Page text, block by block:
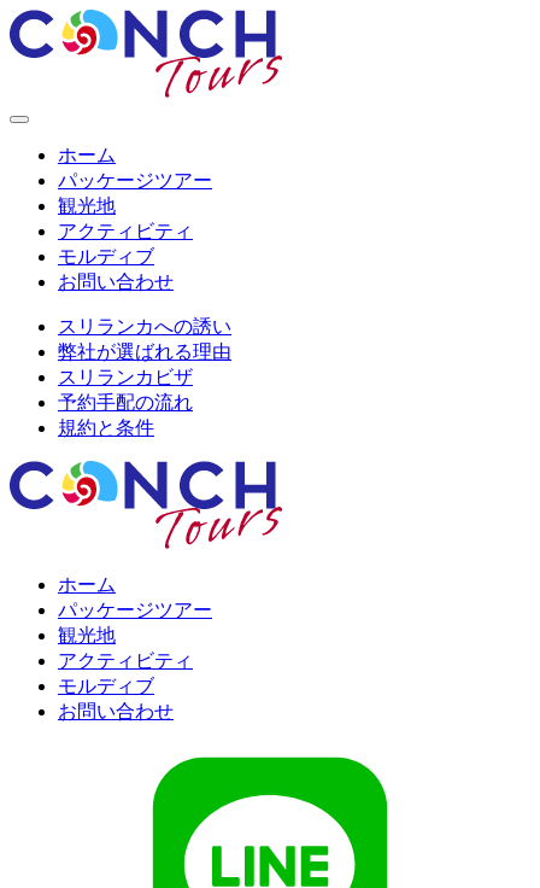
ホーム
パッケージツアー
観光地
アクティビティ
モルディブ
お問い合わせ
スリランカへの誘い
弊社が選ばれる理由
スリランカビザ
予約手配の流れ
規約と条件
ホーム
パッケージツアー
観光地
アクティビティ
モルディブ
お問い合わせ